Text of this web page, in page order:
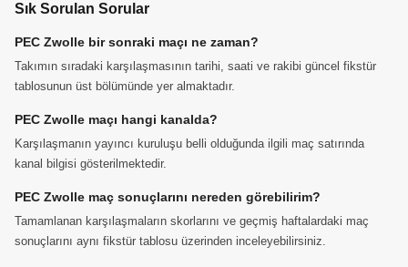
Sık Sorulan Sorular
PEC Zwolle bir sonraki maçı ne zaman?
Takımın sıradaki karşılaşmasının tarihi, saati ve rakibi güncel fikstür
tablosunun üst bölümünde yer almaktadır.
PEC Zwolle maçı hangi kanalda?
Karşılaşmanın yayıncı kuruluşu belli olduğunda ilgili maç satırında
kanal bilgisi gösterilmektedir.
PEC Zwolle maç sonuçlarını nereden görebilirim?
Tamamlanan karşılaşmaların skorlarını ve geçmiş haftalardaki maç
sonuçlarını aynı fikstür tablosu üzerinden inceleyebilirsiniz.